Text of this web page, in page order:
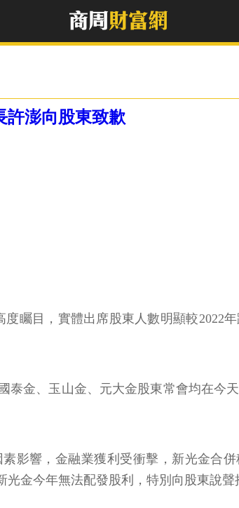
許澎向股東致歉
矚目，實體出席股東人數明顯較2022
泰金、玉山金、元大金股東常會均在今
影響，金融業獲利受衝擊，新光金合
光金今年無法配發股利，特別向股東說聲